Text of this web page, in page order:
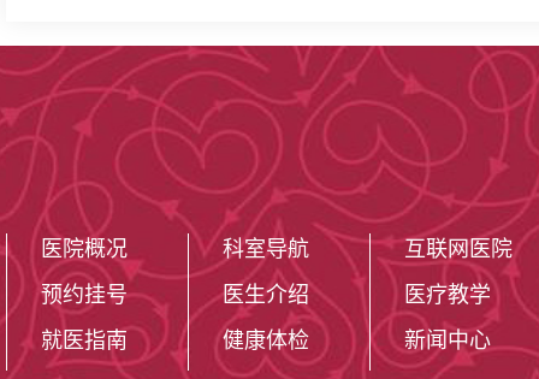
医院概况
预约挂号
就医指南
科室导航
医生介绍
健康体检
互联网医院
医疗教学
新闻中心